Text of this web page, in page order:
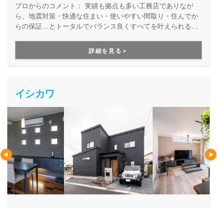
プロからのコメント： 実績も拠点も多い工務店でありなが
ら、地震対策・快適な住まい・使いやすい間取り・住んでか
らの保証…とトータルでバランス良くすべてを叶えられる家
用できる間取り提案も得意なので、末長く安心して暮らせる
住まいをお求めの方、安心できるプロにまるっとお任せした
い方にもお勧めしています。
詳細を見る＞
イシカワ